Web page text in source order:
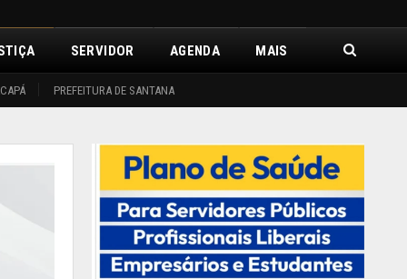
PREFEITURA DE SANTANA
SERVIDOR AGENDA MAIS